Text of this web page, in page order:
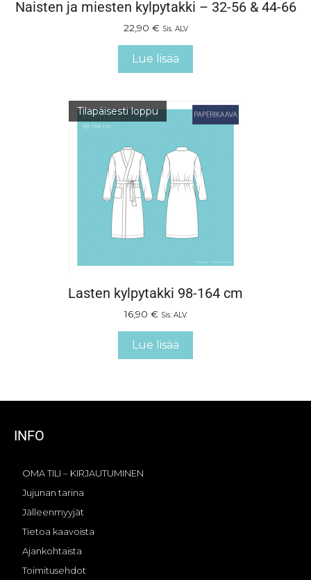
Naisten ja miesten kylpytakki – 32-56 & 44-66
22,90 € Sis. ALV
Lue lisää
Tilapäisesti loppu
Lasten kylpytakki 98-164 cm
16,90 € Sis. ALV
Lue lisää
INFO
OMA TILI – KIRJAUTUMINEN
Jujunan tarina
Jälleenmyyjät
Tietoa kaavoista
Ajankohtaista
Toimitusehdot